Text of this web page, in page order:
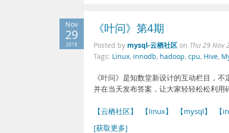
Nov
29
2018
《叶问》第4期
Posted by mysql-云栖社区 on Thu 29 Nov
Tags: Linux, innodb, hadoop, cpu, Hive,
《叶问》是知数堂新设计的互动栏目，
并在当天发布答案，让大家轻轻松松利用
【云栖社区】 【linux】 【mysql】 【
[获取更多]